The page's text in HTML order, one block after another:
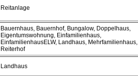
Reitanlage
Bauernhaus, Bauernhof, Bungalow, Doppelhaus,
Eigentumswohnung, Einfamilienhaus,
EinfamilienhausELW, Landhaus, Mehrfamilienhaus,
Reiterhof
Landhaus